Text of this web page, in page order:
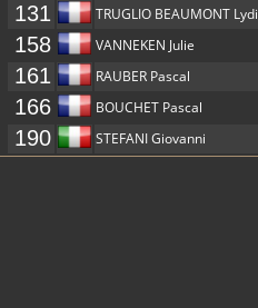
131 TRUGLIO BEAUMONT
158 VANNEKEN Julie
161 RAUBER Pascal
166 BOUCHET Pascal
190 STEFANI Giovanni